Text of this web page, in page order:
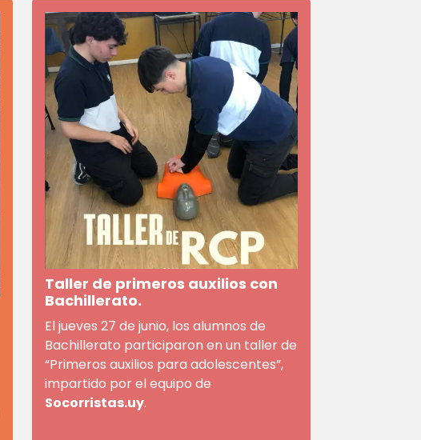
Taller de primeros auxilios con
Bachillerato.
El jueves 27 de junio, los alumnos de
Bachillerato participaron en un taller de
“Primeros auxilios para adolescentes”,
impartido por el equipo de
Socorristas.uy.